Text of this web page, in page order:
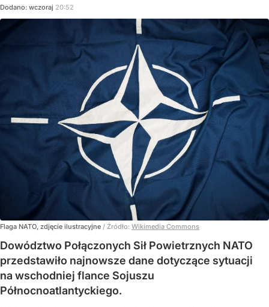
Dodano: wczoraj 20:52
Flaga NATO, zdjęcie ilustracyjne / Źródło: Wikimedia Commons
Dowództwo Połączonych Sił Powietrznych NATO
przedstawiło najnowsze dane dotyczące sytuacji
na wschodniej flance Sojuszu
Północnoatlantyckiego.